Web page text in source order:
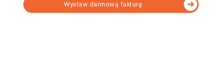
Wystaw darmową fakturę